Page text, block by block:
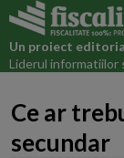
Un proiect
Liderul informatiilor
Ce ar
secundar